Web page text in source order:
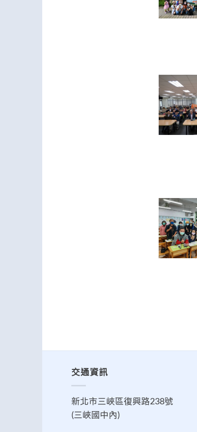
交通資訊
新北市三峽區復興路238號
(三峽國中內)